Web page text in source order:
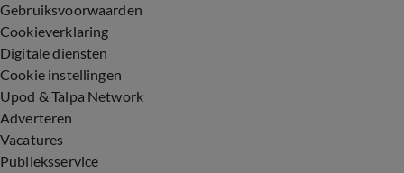
Gebruiksvoorwaarden
Cookieverklaring
Digitale diensten
Cookie instellingen
Upod & Talpa Network
Adverteren
Vacatures
Publieksservice